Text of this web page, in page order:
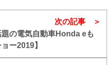
次の記事
の電気自動車Honda eも
ー2019】